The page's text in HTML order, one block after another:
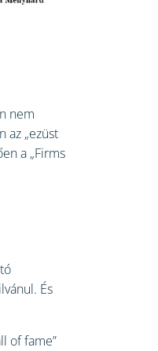
nem
az „ezüst
a „Firms
És
of fame”